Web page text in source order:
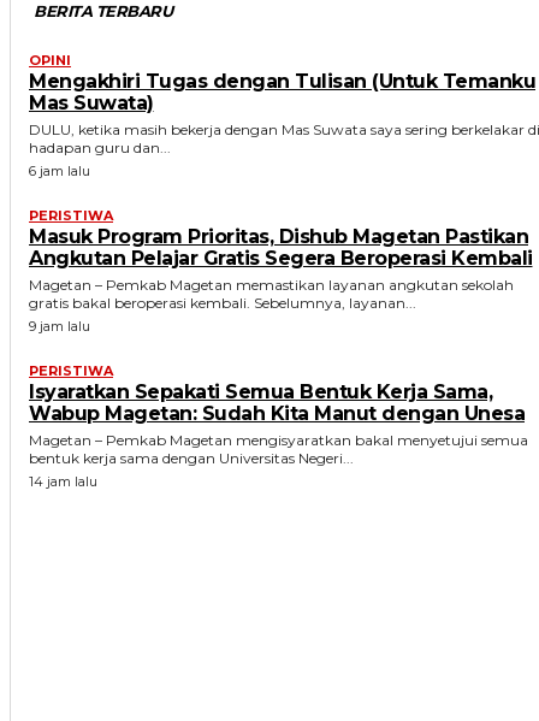
BERITA TERBARU
OPINI
Mengakhiri Tugas dengan Tulisan (Untuk Temanku
Mas Suwata)
DULU, ketika masih bekerja dengan Mas Suwata saya sering berkelakar di
hadapan guru dan...
6 jam lalu
PERISTIWA
Masuk Program Prioritas, Dishub Magetan Pastikan
Angkutan Pelajar Gratis Segera Beroperasi Kembali
Magetan – Pemkab Magetan memastikan layanan angkutan sekolah
gratis bakal beroperasi kembali. Sebelumnya, layanan...
9 jam lalu
PERISTIWA
Isyaratkan Sepakati Semua Bentuk Kerja Sama,
Wabup Magetan: Sudah Kita Manut dengan Unesa
Magetan – Pemkab Magetan mengisyaratkan bakal menyetujui semua
bentuk kerja sama dengan Universitas Negeri...
14 jam lalu